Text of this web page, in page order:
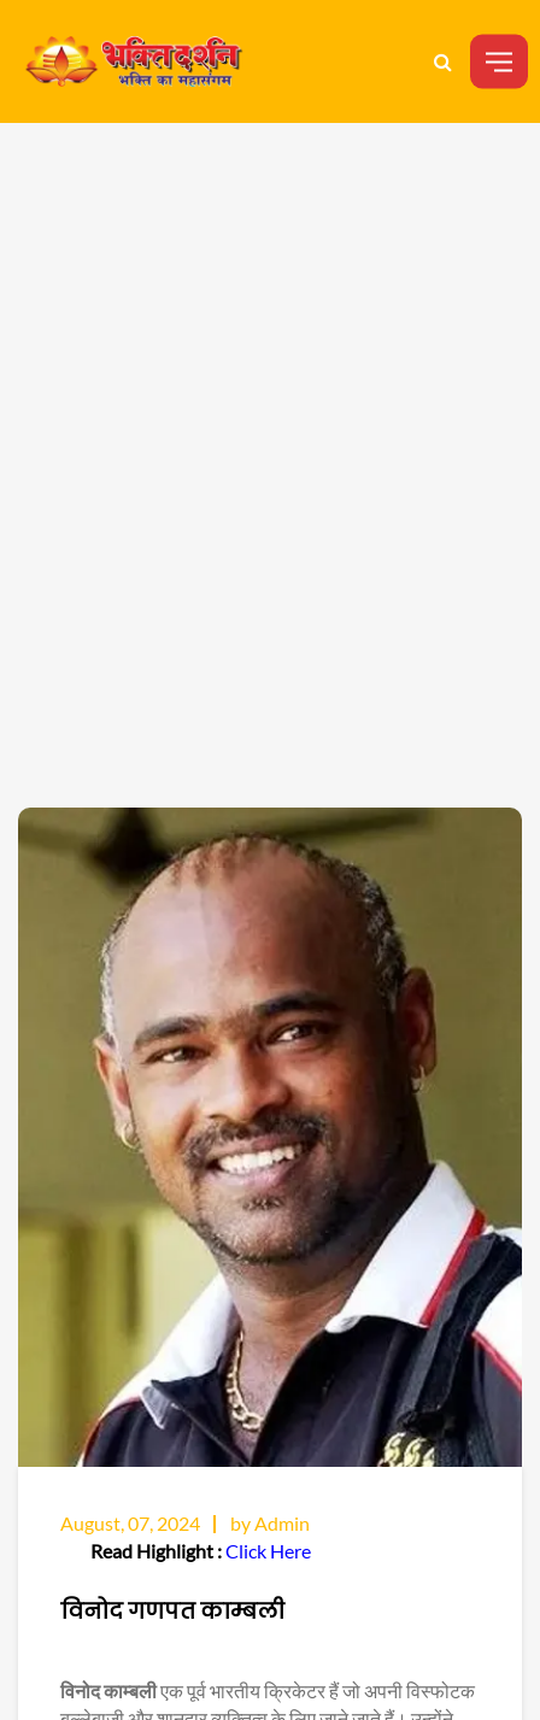
August, 07, 2024
by Admin
Read Highlight :Click Here
विनोद गणपत काम्बली
विनोद काम्बलीएक पूर्व भारतीय क्रिकेटर हैं जो अपनी विस्फोटक